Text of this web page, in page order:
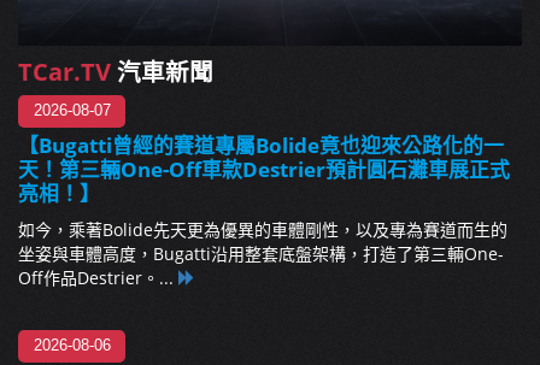
TCar.TV汽車新聞
2026-08-07
【Bugatti曾經的賽道專屬Bolide竟也迎來公路化的一
天！第三輛One-Off車款Destrier預計圓石灘車展正式
亮相！】
如今，乘著Bolide先天更為優異的車體剛性，以及專為賽道而生的
坐姿與車體高度，Bugatti沿用整套底盤架構，打造了第三輛One-
Off作品Destrier。...
2026-08-06